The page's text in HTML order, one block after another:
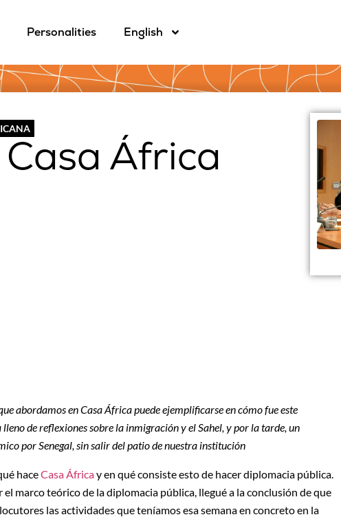
Personalities English
África
abordamos en Casa África puede ejemplificarse en cómo fue este
de reflexiones sobre la inmigración y el Sahel, y por la tarde, un
por Senegal, sin salir del patio de nuestra institución
haceCasa Áfricay en qué consiste esto de hacer diplomacia pública.
marco teórico de la diplomacia pública, llegué a la conclusión de que
las actividades que teníamos esa semana en concreto en la